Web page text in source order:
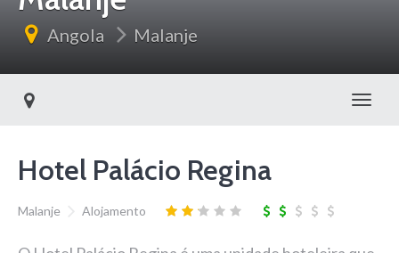
Angola Malanje
Hotel Palácio Regina
Malanje Alojamento